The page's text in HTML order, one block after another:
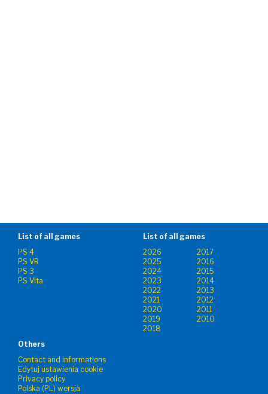
List of all games
PS 4
PS VR
PS 3
PS Vita
List of all games
2026
2017
2025
2016
2024
2015
2023
2014
2022
2013
2021
2012
2020
2011
2019
2010
2018
Others
Contact and informations
Edytuj ustawienia cookie
Privacy policy
Polska (PL) wersja